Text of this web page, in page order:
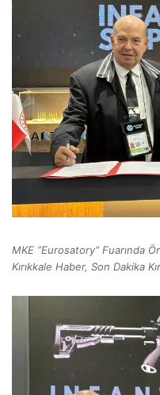
MKE ”Eurosatory” Fuarında
Kırıkkale Haber, Son Dakika